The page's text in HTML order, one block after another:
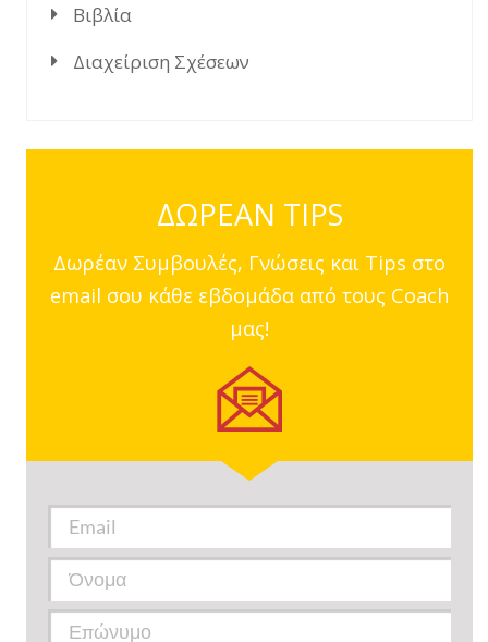
Βιβλία
Διαχείριση Σχέσεων
ΔΩΡΕΑΝ TIPS
Δωρέαν Συμβουλές, Γνώσεις και Tips στο
email σου κάθε εβδομάδα από τους Coach
μας!